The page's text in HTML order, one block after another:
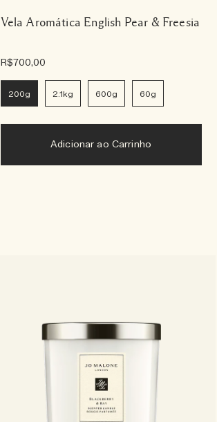
Vela Aromática English Pear & Freesia
R$700,00
200g 2.1kg 600g 60g
Adicionar ao Carrinho